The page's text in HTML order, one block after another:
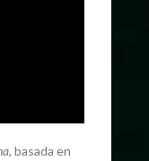
, basada en